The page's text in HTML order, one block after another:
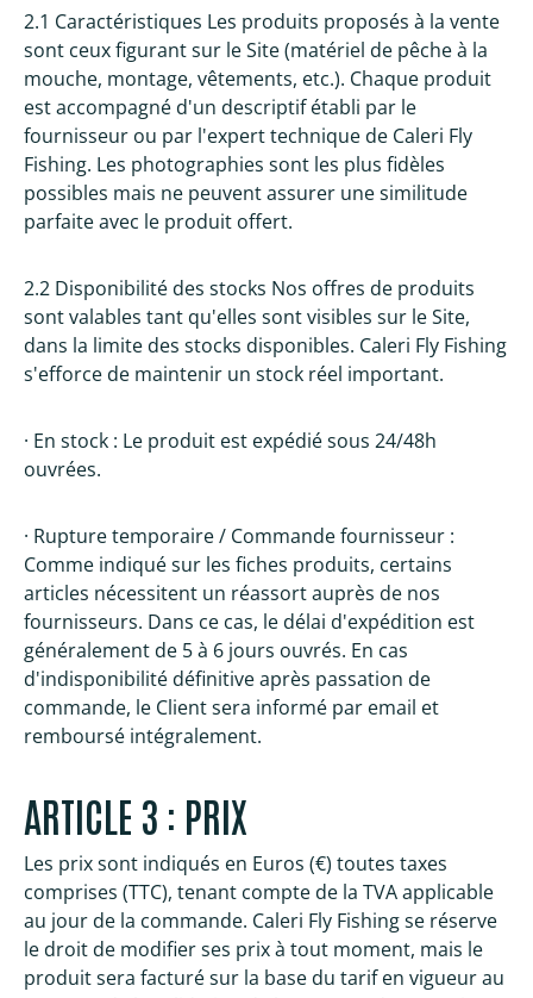
2.1 Caractéristiques Les produits proposés à la vente
sont ceux figurant sur le Site (matériel de pêche à la
mouche, montage, vêtements, etc.). Chaque produit
est accompagné d'un descriptif établi par le
fournisseur ou par l'expert technique de Caleri Fly
Fishing. Les photographies sont les plus fidèles
possibles mais ne peuvent assurer une similitude
parfaite avec le produit offert.
2.2 Disponibilité des stocks Nos offres de produits
sont valables tant qu'elles sont visibles sur le Site,
dans la limite des stocks disponibles. Caleri Fly Fishing
s'efforce de maintenir un stock réel important.
· En stock : Le produit est expédié sous 24/48h
ouvrées.
· Rupture temporaire / Commande fournisseur :
Comme indiqué sur les fiches produits, certains
articles nécessitent un réassort auprès de nos
fournisseurs. Dans ce cas, le délai d'expédition est
généralement de 5 à 6 jours ouvrés. En cas
d'indisponibilité définitive après passation de
commande, le Client sera informé par email et
remboursé intégralement.
ARTICLE 3 : PRIX
Les prix sont indiqués en Euros (€) toutes taxes
comprises (TTC), tenant compte de la TVA applicable
au jour de la commande. Caleri Fly Fishing se réserve
le droit de modifier ses prix à tout moment, mais le
produit sera facturé sur la base du tarif en vigueur au